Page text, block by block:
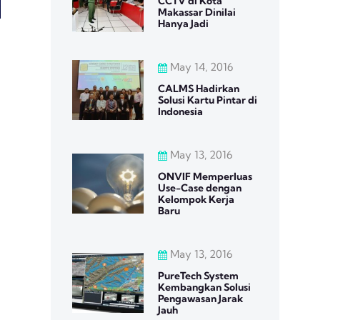
Makassar Dinilai
Hanya Jadi
May 14, 2016
CALMS Hadirkan
Solusi Kartu Pintar di
Indonesia
May 13, 2016
ONVIF Memperluas
Use-Case dengan
Kelompok Kerja
Baru
May 13, 2016
PureTech System
Kembangkan Solusi
Pengawasan Jarak
Jauh